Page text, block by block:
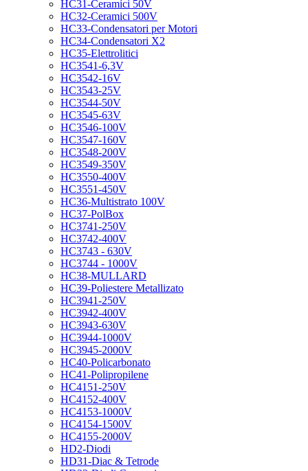
HC31-Ceramici 50V
HC32-Ceramici 500V
HC33-Condensatori per Motori
HC34-Condensatori X2
HC35-Elettrolitici
HC3541-6,3V
HC3542-16V
HC3543-25V
HC3544-50V
HC3545-63V
HC3546-100V
HC3547-160V
HC3548-200V
HC3549-350V
HC3550-400V
HC3551-450V
HC36-Multistrato 100V
HC37-PolBox
HC3741-250V
HC3742-400V
HC3743 - 630V
HC3744 - 1000V
HC38-MULLARD
HC39-Poliestere Metallizato
HC3941-250V
HC3942-400V
HC3943-630V
HC3944-1000V
HC3945-2000V
HC40-Policarbonato
HC41-Polipropilene
HC4151-250V
HC4152-400V
HC4153-1000V
HC4154-1500V
HC4155-2000V
HD2-Diodi
HD31-Diac & Tetrode